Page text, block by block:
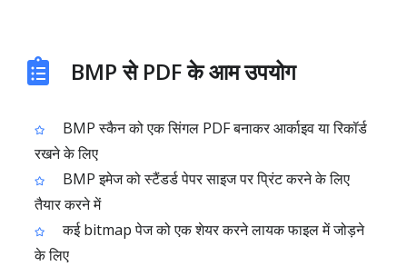
BMP से PDF के आम उपयोग
BMP स्कैन को एक सिंगल PDF बनाकर आर्काइव या रिकॉर्ड
रखने के लिए
BMP इमेज को स्टैंडर्ड पेपर साइज पर प्रिंट करने के लिए
तैयार करने में
कई bitmap पेज को एक शेयर करने लायक फाइल में जोड़ने
के लिए